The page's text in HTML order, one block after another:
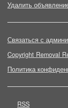
Удалить
Связаться с
Copyright Removal
Политика
RSS